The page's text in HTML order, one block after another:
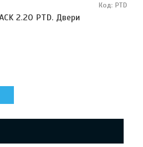
2.20 PTD. Двери
Код: PTD